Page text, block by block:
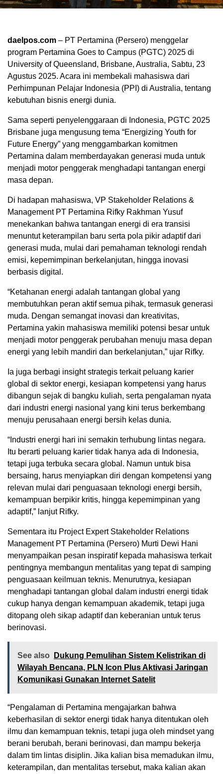
daelpos.com – PT Pertamina (Persero) menggelar
program Pertamina Goes to Campus (PGTC) 2025 di
University of Queensland, Brisbane, Australia, Sabtu, 23
Agustus 2025. Acara ini membekali mahasiswa dari
Perhimpunan Pelajar Indonesia (PPI) di Australia, tentang
kebutuhan bisnis energi dunia.
Sama seperti penyelenggaraan di Indonesia, PGTC 2025
Brisbane juga mengusung tema “Energizing Youth for
Future Energy” yang menggambarkan komitmen
Pertamina dalam memberdayakan generasi muda untuk
menjadi motor penggerak menghadapi tantangan energi
masa depan.
Di hadapan mahasiswa, VP Stakeholder Relations &
Management PT Pertamina Rifky Rakhman Yusuf
menekankan bahwa tantangan energi di era transisi
menuntut keterampilan baru serta pola pikir adaptif dari
generasi muda, mulai dari pemahaman teknologi rendah
emisi, kepemimpinan berkelanjutan, hingga inovasi
berbasis digital.
“Ketahanan energi adalah tantangan global yang
membutuhkan peran aktif semua pihak, termasuk generasi
muda. Dengan semangat inovasi dan kreativitas,
Pertamina yakin mahasiswa memiliki potensi besar untuk
menjadi motor penggerak perubahan menuju masa depan
energi yang lebih mandiri dan berkelanjutan,” ujar Rifky.
Ia juga berbagi insight strategis terkait peluang karier
global di sektor energi, kesiapan kompetensi yang harus
dibangun sejak di bangku kuliah, serta pengalaman nyata
dari industri energi nasional yang kini terus berkembang
menuju perusahaan energi bersih kelas dunia.
“Industri energi hari ini semakin terhubung lintas negara.
Itu berarti peluang karier tidak hanya ada di Indonesia,
tetapi juga terbuka secara global. Namun untuk bisa
bersaing, harus menyiapkan diri dengan kompetensi yang
relevan mulai dari penguasaan teknologi energi bersih,
kemampuan berpikir kritis, hingga kepemimpinan yang
adaptif,” lanjut Rifky.
Sementara itu Project Expert Stakeholder Relations
Management PT Pertamina (Persero) Murti Dewi Hani
menyampaikan pesan inspiratif kepada mahasiswa terkait
pentingnya membangun mentalitas yang tepat di samping
penguasaan keilmuan teknis. Menurutnya, kesiapan
menghadapi tantangan global dalam industri energi tidak
cukup hanya dengan kemampuan akademik, tetapi juga
ditopang oleh sikap adaptif dan keberanian untuk terus
berinovasi.
See also
Dukung Pemulihan Sistem Kelistrikan di
Wilayah Bencana, PLN Icon Plus Aktivasi Jaringan
Komunikasi Gunakan Internet Satelit
“Pengalaman di Pertamina mengajarkan bahwa
keberhasilan di sektor energi tidak hanya ditentukan oleh
ilmu dan kemampuan teknis, tetapi juga oleh mindset yang
berani berubah, berani berinovasi, dan mampu bekerja
dalam tim lintas disiplin. Jika kalian bisa memadukan ilmu,
keterampilan, dan mentalitas tersebut, maka kalian akan